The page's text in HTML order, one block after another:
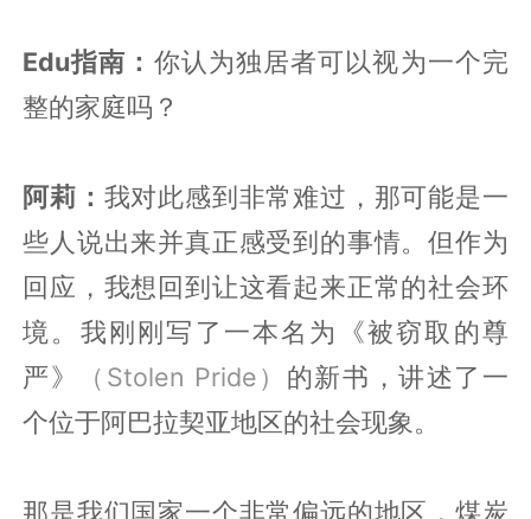
Edu指南： 你认为独居者可以视为一个完
整的家庭吗？
阿莉： 我对此感到非常难过，那可能是一
些人说出来并真正感受到的事情。但作为
回应，我想回到让这看起来正常的社会环
境。我刚刚写了一本名为《被窃取的尊
严》
（Stolen Pride） 的新书，讲述了一
个位于阿巴拉契亚地区的社会现象。
那是我们国家一个非常偏远的地区，煤炭